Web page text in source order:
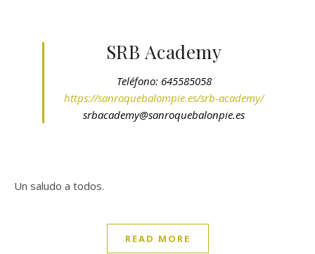
SRB Academy
Teléfono: 645585058
https://sanroquebalompie.es/srb-academy/
srbacademy@sanroquebalonpie.es
Un saludo a todos.
READ MORE